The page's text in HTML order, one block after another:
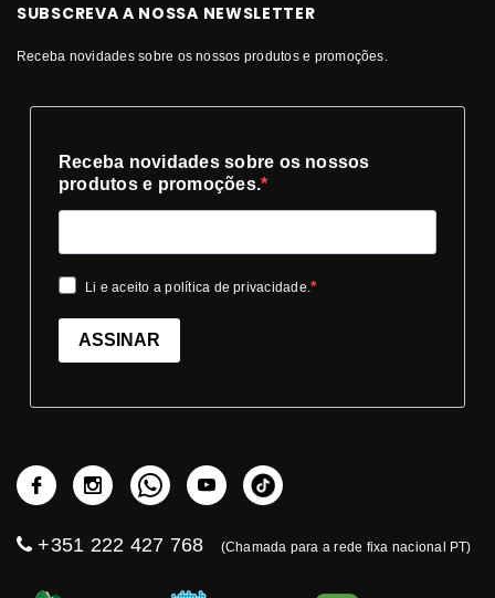
SUBSCREVA A NOSSA NEWSLETTER
Receba novidades sobre os nossos produtos e promoções.
Receba novidades sobre os nossos
produtos e promoções.
Li e aceito a política de privacidade.
ASSINAR
+351 222 427 768 (Chamada para a rede fixa nacional PT)